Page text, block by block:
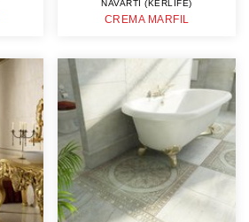
NAVARTI (KERLIFE)
CREMA MARFIL